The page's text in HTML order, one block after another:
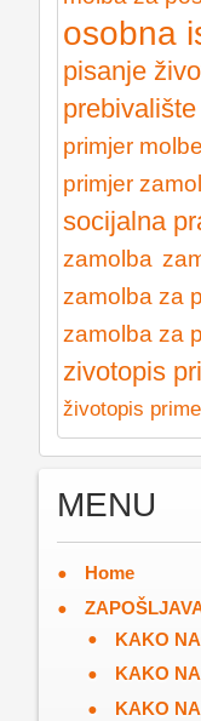
osobna
pisanje
prebivalište
primjer molbe
primjer
socijalna
zamolba
zamolba za
zamolba za
zivotopis
životopis
MENU
Home
KAKO
KAKO
KAKO